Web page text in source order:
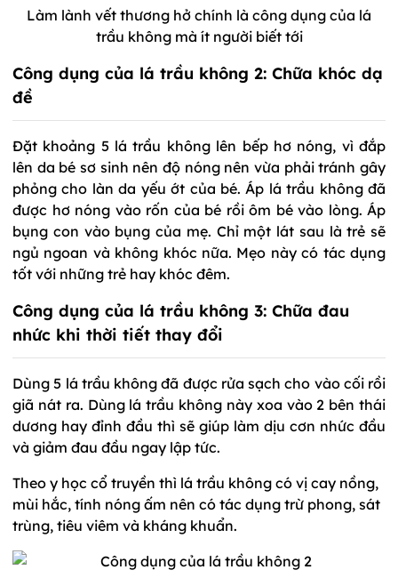
Làm lành vết thương hở chính là công dụng của lá
trầu không mà ít người biết tới
Công dụng của lá trầu không 2: Chữa khóc dạ
đề
Đặt khoảng 5 lá trầu không lên bếp hơ nóng, vì đắp
lên da bé sơ sinh nên độ nóng nên vừa phải tránh gây
phỏng cho làn da yếu ớt của bé. Áp lá trầu không đã
được hơ nóng vào rốn của bé rồi ôm bé vào lòng. Áp
bụng con vào bụng của mẹ. Chỉ một lát sau là trẻ sẽ
ngủ ngoan và không khóc nữa. Mẹo này có tác dụng
tốt với những trẻ hay khóc đêm.
Công dụng của lá trầu không 3: Chữa đau
nhức khi thời tiết thay đổi
Dùng 5 lá trầu không đã được rửa sạch cho vào cối rồi
giã nát ra. Dùng lá trầu không này xoa vào 2 bên thái
dương hay đỉnh đầu thì sẽ giúp làm dịu cơn nhức đầu
và giảm đau đầu ngay lập tức.
Theo y học cổ truyền thì lá trầu không có vị cay nồng,
mùi hắc, tính nóng ấm nên có tác dụng trừ phong, sát
trùng, tiêu viêm và kháng khuẩn.